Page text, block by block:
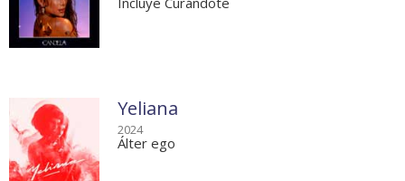
Yeliana
2024
Álter ego